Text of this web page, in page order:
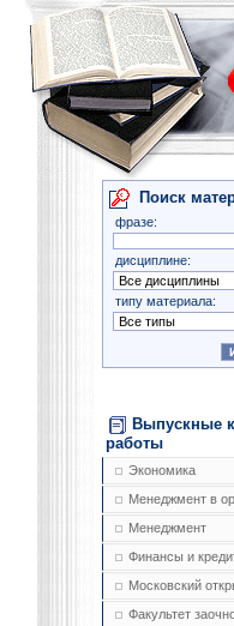
Поиск
фразе:
дисциплине:
типу материала:
Выпускные
работы
Экономика
Менеджмент в
Менеджмент
Финансы и
Московский
Факультет